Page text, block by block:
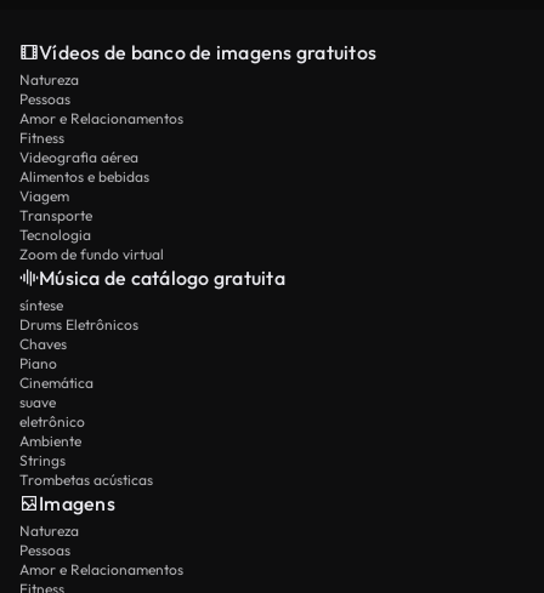
Vídeos de banco de imagens gratuitos
Natureza
Pessoas
Amor e Relacionamentos
Fitness
Videografia aérea
Alimentos e bebidas
Viagem
Transporte
Tecnologia
Zoom de fundo virtual
Música de catálogo gratuita
síntese
Drums Eletrônicos
Chaves
Piano
Cinemática
suave
eletrônico
Ambiente
Strings
Trombetas acústicas
Imagens
Natureza
Pessoas
Amor e Relacionamentos
Fitness